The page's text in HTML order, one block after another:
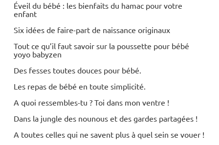
Éveil du bébé : les bienfaits du hamac pour votre
enfant
Six idées de faire-part de naissance originaux
Tout ce qu’il faut savoir sur la poussette pour bébé
yoyo babyzen
Des fesses toutes douces pour bébé.
Les repas de bébé en toute simplicité.
A quoi ressembles-tu ? Toi dans mon ventre !
Dans la jungle des nounous et des gardes partagées !
A toutes celles qui ne savent plus à quel sein se vouer !